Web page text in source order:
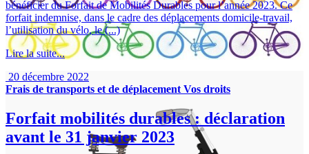
bénéficier du Forfait de Mobilités Durables pour l’année 2023. Ce
forfait indemnise, dans le cadre des déplacements domicile-travail,
l’utilisation du vélo, le (...)
Lire la suite...
20 décembre 2022
Frais de transports et de déplacementVos droits
Forfait mobilités durables : déclaration
avant le 31 janvier 2023